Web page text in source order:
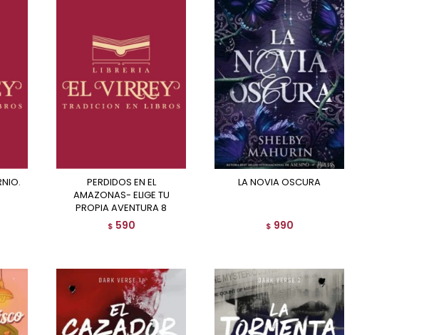
PERDIDOS EN EL
AMAZONAS- ELIGE TU
PROPIA AVENTURA 8
$ 590
LA NOVIA OSCURA
$ 990